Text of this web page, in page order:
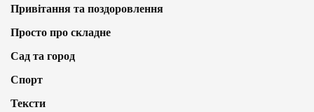
Привітання та поздоровлення
Просто про складне
Сад та город
Спорт
Тексти